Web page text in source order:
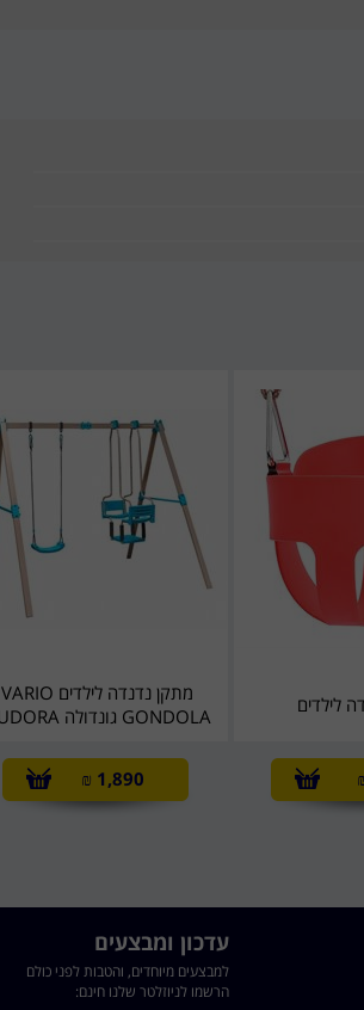
לילדים
מתקן נדנדה לילדים VARIO
GONDOLA גונדולה HUDORA
1,890
₪
עדכון ומבצעים
למבצעים מיוחדים, והטבות לפני כולם
הרשמו לניוזלטר שלנו חינם: